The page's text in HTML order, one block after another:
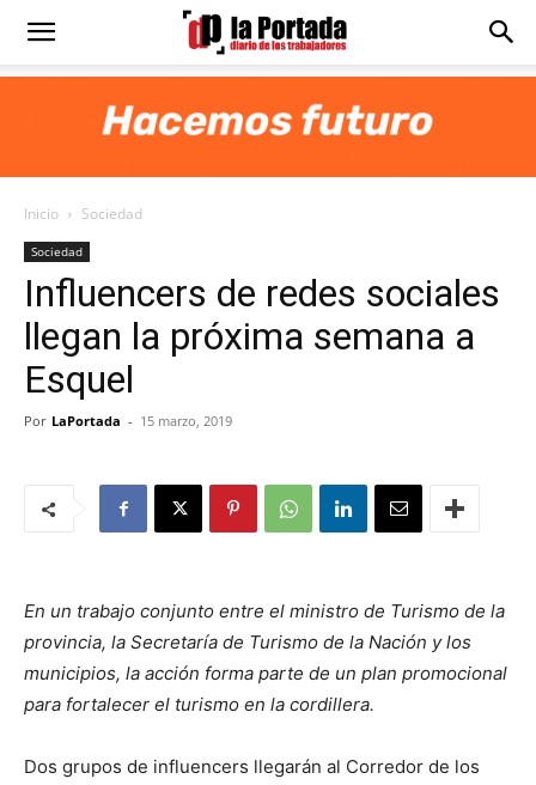
Diario
Portada
Inicio Sociedad
Sociedad
Influencers de redes sociales
llegan la próxima semana a
Esquel
Por LaPortada - 15 marzo, 2019
En un trabajo conjunto entre el ministro de Turismo de la
provincia, la Secretaría de Turismo de la Nación y los
municipios, la acción forma parte de un plan promocional
para fortalecer el turismo en la cordillera.
Dos grupos de influencers llegarán al Corredor de los